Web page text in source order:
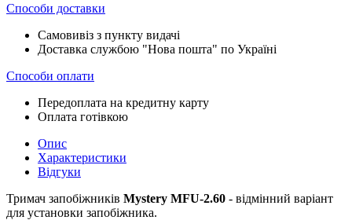
Способи доставки
Самовивіз з пункту видачі
Доставка службою "Нова пошта" по Україні
Способи оплати
Передоплата на кредитну карту
Оплата готівкою
Опис
Характеристики
Відгуки
Тримач запобіжників Mystery MFU-2.60 - відмінний варіант
для установки запобіжника.